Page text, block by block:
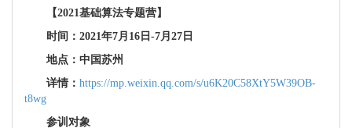
【2021基础算法专题营】
时间：2021年7月16日-7月27日
地点：中国苏州
详情： https://mp.weixin.qq.com/s/u6K20C58XtY5W39OB-
t8wg
参训对象